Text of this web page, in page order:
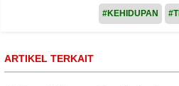
#KEHIDUPAN
ARTIKEL TERKAIT